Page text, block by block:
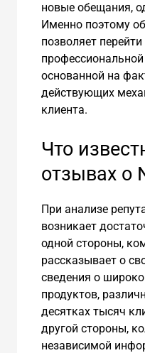
новые обещания,
Именно поэтому
позволяет
основанной на
действующих
клиента.
Что
отзывах о
При анализе
возникает
одной стороны,
рассказывает о
сведения о
продуктов,
десятках тысяч
другой стороны,
независимой